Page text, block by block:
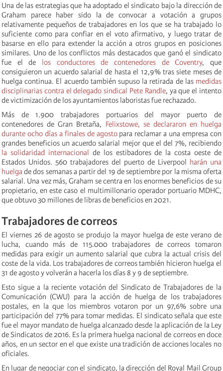
Una de las estrategias que ha adoptado el sindicato bajo la dirección de
Graham parece haber sido la de convocar a votación a grupos
relativamente pequeños de trabajadores en los que se ha trabajado lo
suficiente como para confiar en el voto afirmativo, y luego tratar de
basarse en ello para extender la acción a otros grupos en posiciones
similares. Uno de los conflictos más destacados que ganó el sindicato
fue el de los conductores de contenedores de Coventry, que
consiguieron un acuerdo salarial de hasta el 12,9% tras siete meses de
huelga continua. El acuerdo también supuso la retirada de las medidas
disciplinarias contra el delegado sindical Pete Randle, ya que el intento
de victimización de los ayuntamientos laboristas fue rechazado.
Más de 1.900 trabajadores portuarios del mayor puerto de
contenedores de Gran Bretaña, Felixstowe, se declararon en huelga
durante ocho días a finales de agostopara reclamar a una empresa con
grandes beneficios un acuerdo salarial mejor que el del 7%, recibiendo
la solidaridad internacional de los estibadores de la costa oeste de
Estados Unidos. 560 trabajadores del puerto de Liverpool harán una
huelga de dos semanas a partir del 19 de septiembre por la misma oferta
salarial. Una vez más, Graham se centra en los enormes beneficios de su
propietario, en este caso el multimillonario operador portuario MDHC,
que obtuvo 30 millones de libras de beneficios en 2021.
Trabajadores de correos
El viernes 26 de agosto se produjo la mayor huelga de este verano de
lucha, cuando más de 115.000 trabajadores de correos tomaron
medidas para exigir un aumento salarial que cubra la actual crisis del
coste de la vida. Los trabajadores de correos también hicieron huelga el
31 de agosto y volverán a hacerla los días 8 y 9 de septiembre.
Esto sigue a la reciente votación del Sindicato de Trabajadores de la
Comunicación (CWU) para la acción de huelga de los trabajadores
postales, en la que los miembros votaron por un 97,6% sobre una
participación del 77% para tomar medidas. El sindicato señala que este
fue el mayor mandato de huelga alcanzado desde la aplicación de la Ley
de Sindicatos de 2016. Es la primera huelga nacional de correos en doce
años, en un sector en el que existe una tradición de acciones locales no
oficiales.
En lugar de negociar con el sindicato, la dirección del Royal Mail Group